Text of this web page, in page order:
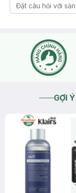
GỢI